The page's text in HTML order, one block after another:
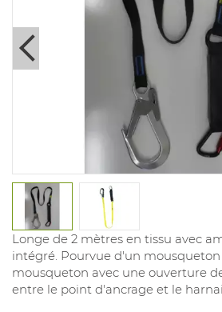
Longe de 2 mètres en tissu avec
intégré. Pourvue d'un
mousqueton avec une ouverture
entre le point d'ancrage et le